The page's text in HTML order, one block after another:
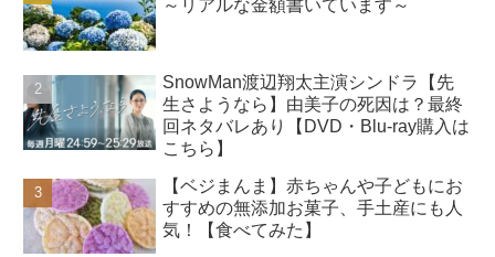
～リアルな金額書いています～
SnowMan渡辺翔太主演シンドラ【先
生さようなら】由美子の死因は？最終
回ネタバレあり【DVD・Blu-ray購入は
こちら】
【ベジまんま】赤ちゃんや子どもにお
すすめの無添加お菓子、手土産にも人
気！【食べてみた】